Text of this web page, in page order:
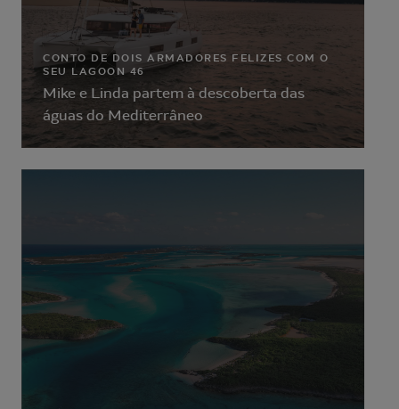
CONTO DE DOIS ARMADORES FELIZES COM O
SEU LAGOON 46
Mike e Linda partem à descoberta das
águas do Mediterrâneo